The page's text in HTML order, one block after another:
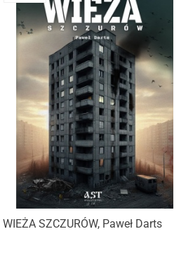
WIEŻA SZCZURÓW, Paweł Darts